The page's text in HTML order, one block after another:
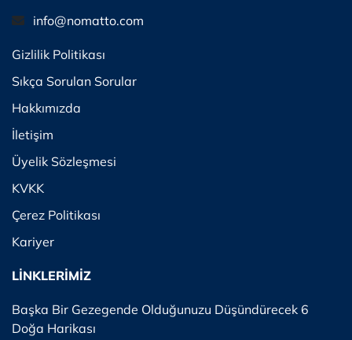
info@nomatto.com
Gizlilik Politikası
Sıkça Sorulan Sorular
Hakkımızda
İletişim
Üyelik Sözleşmesi
KVKK
Çerez Politikası
Kariyer
LİNKLERİMİZ
Başka Bir Gezegende Olduğunuzu Düşündürecek 6
Doğa Harikası